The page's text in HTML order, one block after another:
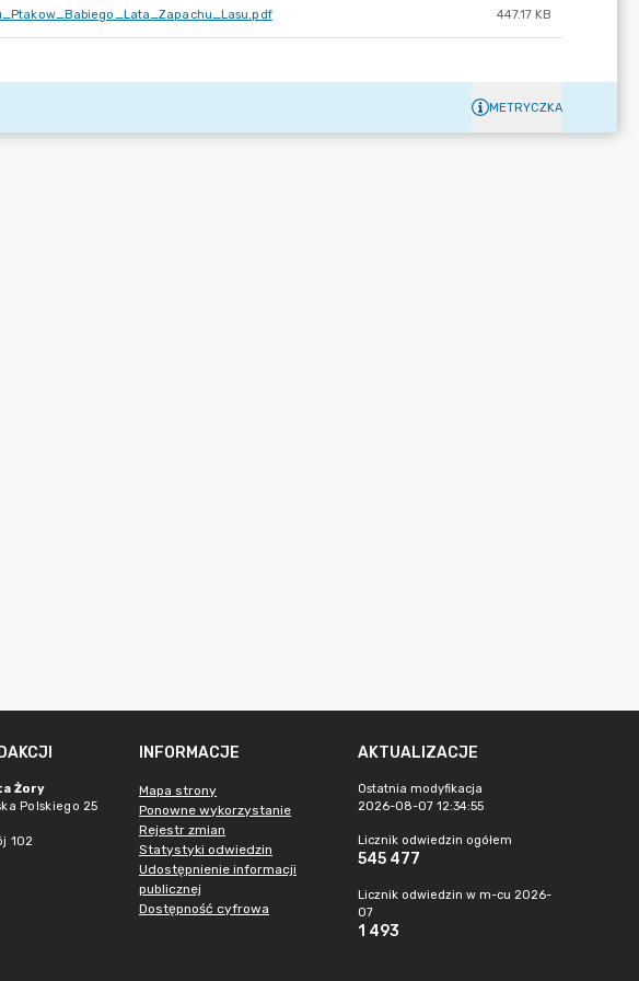
447.17 KB
METRYCZKA
Żory
Polskiego 25
102
INFORMACJE
Mapa strony
Ponowne wykorzystanie
Rejestr zmian
Statystyki odwiedzin
Udostępnienie informacji
publicznej
Dostępność cyfrowa
AKTUALIZACJE
Ostatnia modyfikacja
2026-08-07 12:34:55
Licznik odwiedzin ogółem
545 477
Licznik odwiedzin w m-cu 2026-
07
1 493